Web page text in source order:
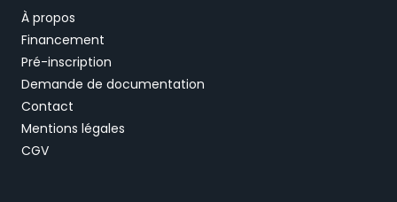
À propos
Financement
Pré-inscription
Demande de documentation
Contact
Mentions légales
CGV